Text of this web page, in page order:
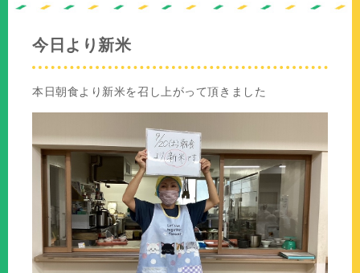
今日より新米
本日朝食より新米を召し上がって頂きました